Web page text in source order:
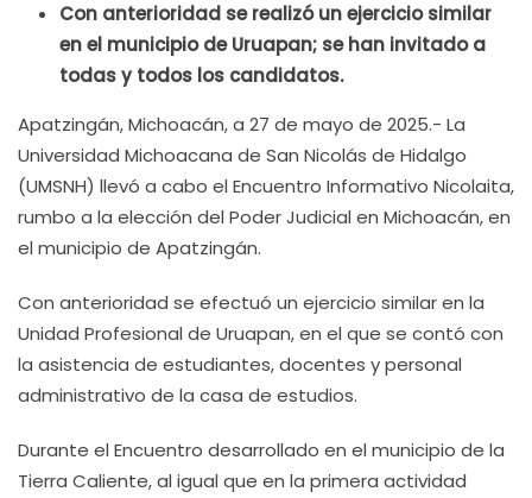
Con anterioridad se realizó un ejercicio similar
en el municipio de Uruapan; se han invitado a
todas y todos los candidatos.
Apatzingán, Michoacán, a 27 de mayo de 2025.- La
Universidad Michoacana de San Nicolás de Hidalgo
(UMSNH) llevó a cabo el Encuentro Informativo Nicolaita,
rumbo a la elección del Poder Judicial en Michoacán, en
el municipio de Apatzingán.
Con anterioridad se efectuó un ejercicio similar en la
Unidad Profesional de Uruapan, en el que se contó con
la asistencia de estudiantes, docentes y personal
administrativo de la casa de estudios.
Durante el Encuentro desarrollado en el municipio de la
Tierra Caliente, al igual que en la primera actividad